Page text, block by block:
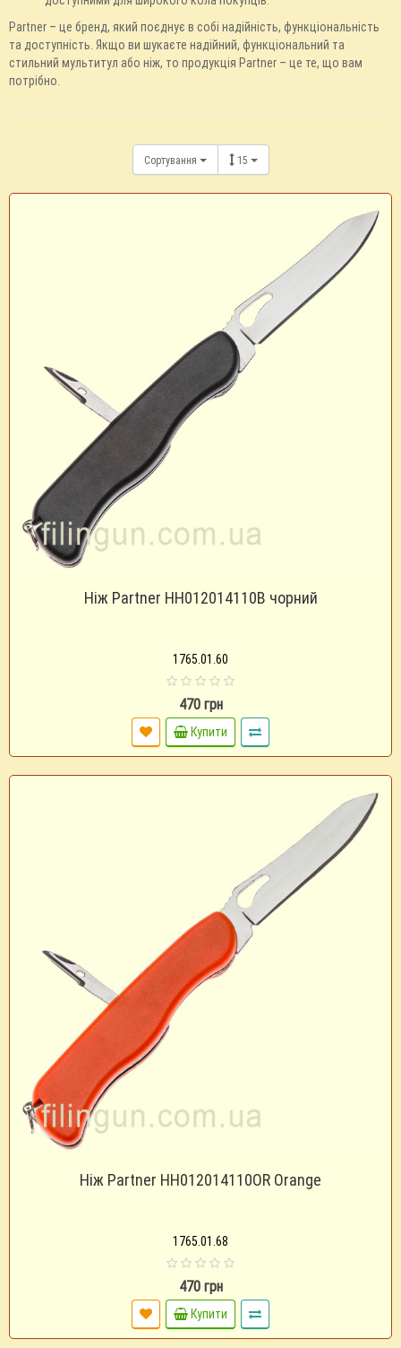
Partner – це бренд, який поєднує в собі надійність, функціональність
та доступність. Якщо ви шукаєте надійний, функціональний та
стильний мультитул або ніж, то продукція Partner – це те, що вам
потрібно.
Сортування 15
Ніж Partner HH012014110B чорний
1765.01.60
470 грн
Купити
Ніж Partner HH012014110OR Orange
1765.01.68
470 грн
Купити